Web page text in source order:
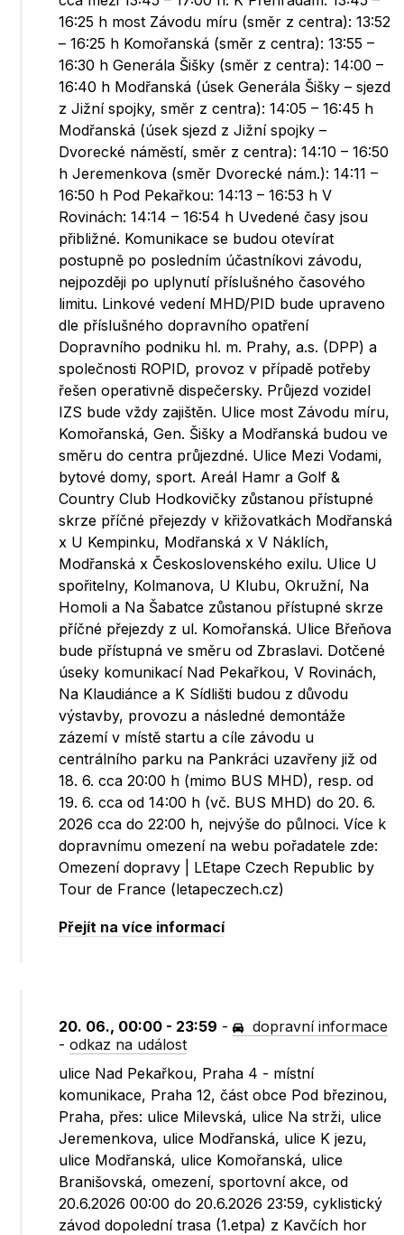
16:25 h most Závodu míru (směr z centra): 13:52
– 16:25 h Komořanská (směr z centra): 13:55 –
16:30 h Generála Šišky (směr z centra): 14:00 –
16:40 h Modřanská (úsek Generála Šišky – sjezd
z Jižní spojky, směr z centra): 14:05 – 16:45 h
Modřanská (úsek sjezd z Jižní spojky –
Dvorecké náměstí, směr z centra): 14:10 – 16:50
h Jeremenkova (směr Dvorecké nám.): 14:11 –
16:50 h Pod Pekařkou: 14:13 – 16:53 h V
Rovinách: 14:14 – 16:54 h Uvedené časy jsou
přibližné. Komunikace se budou otevírat
postupně po posledním účastníkovi závodu,
nejpozději po uplynutí příslušného časového
limitu. Linkové vedení MHD/PID bude upraveno
dle příslušného dopravního opatření
Dopravního podniku hl. m. Prahy, a.s. (DPP) a
společnosti ROPID, provoz v případě potřeby
řešen operativně dispečersky. Průjezd vozidel
IZS bude vždy zajištěn. Ulice most Závodu míru,
Komořanská, Gen. Šišky a Modřanská budou ve
směru do centra průjezdné. Ulice Mezi Vodami,
bytové domy, sport. Areál Hamr a Golf &
Country Club Hodkovičky zůstanou přístupné
skrze příčné přejezdy v křižovatkách Modřanská
x U Kempinku, Modřanská x V Náklích,
Modřanská x Československého exilu. Ulice U
spořitelny, Kolmanova, U Klubu, Okružní, Na
Homoli a Na Šabatce zůstanou přístupné skrze
příčné přejezdy z ul. Komořanská. Ulice Břeňova
bude přístupná ve směru od Zbraslavi. Dotčené
úseky komunikací Nad Pekařkou, V Rovinách,
Na Klaudiánce a K Sídlišti budou z důvodu
výstavby, provozu a následné demontáže
zázemí v místě startu a cíle závodu u
centrálního parku na Pankráci uzavřeny již od
18. 6. cca 20:00 h (mimo BUS MHD), resp. od
19. 6. cca od 14:00 h (vč. BUS MHD) do 20. 6.
2026 cca do 22:00 h, nejvýše do půlnoci. Více k
dopravnímu omezení na webu pořadatele zde:
Omezení dopravy | LEtape Czech Republic by
Tour de France (letapeczech.cz)
Přejít na více informací
20. 06., 00:00 - 23:59 -
dopravní informace
-odkaz na událost
ulice Nad Pekařkou, Praha 4 - místní
komunikace, Praha 12, část obce Pod březinou,
Praha, přes: ulice Milevská, ulice Na strži, ulice
Jeremenkova, ulice Modřanská, ulice K jezu,
ulice Modřanská, ulice Komořanská, ulice
Branišovská, omezení, sportovní akce, od
20.6.2026 00:00 do 20.6.2026 23:59, cyklistický
závod dopolední trasa (1.etpa) z Kavčích hor